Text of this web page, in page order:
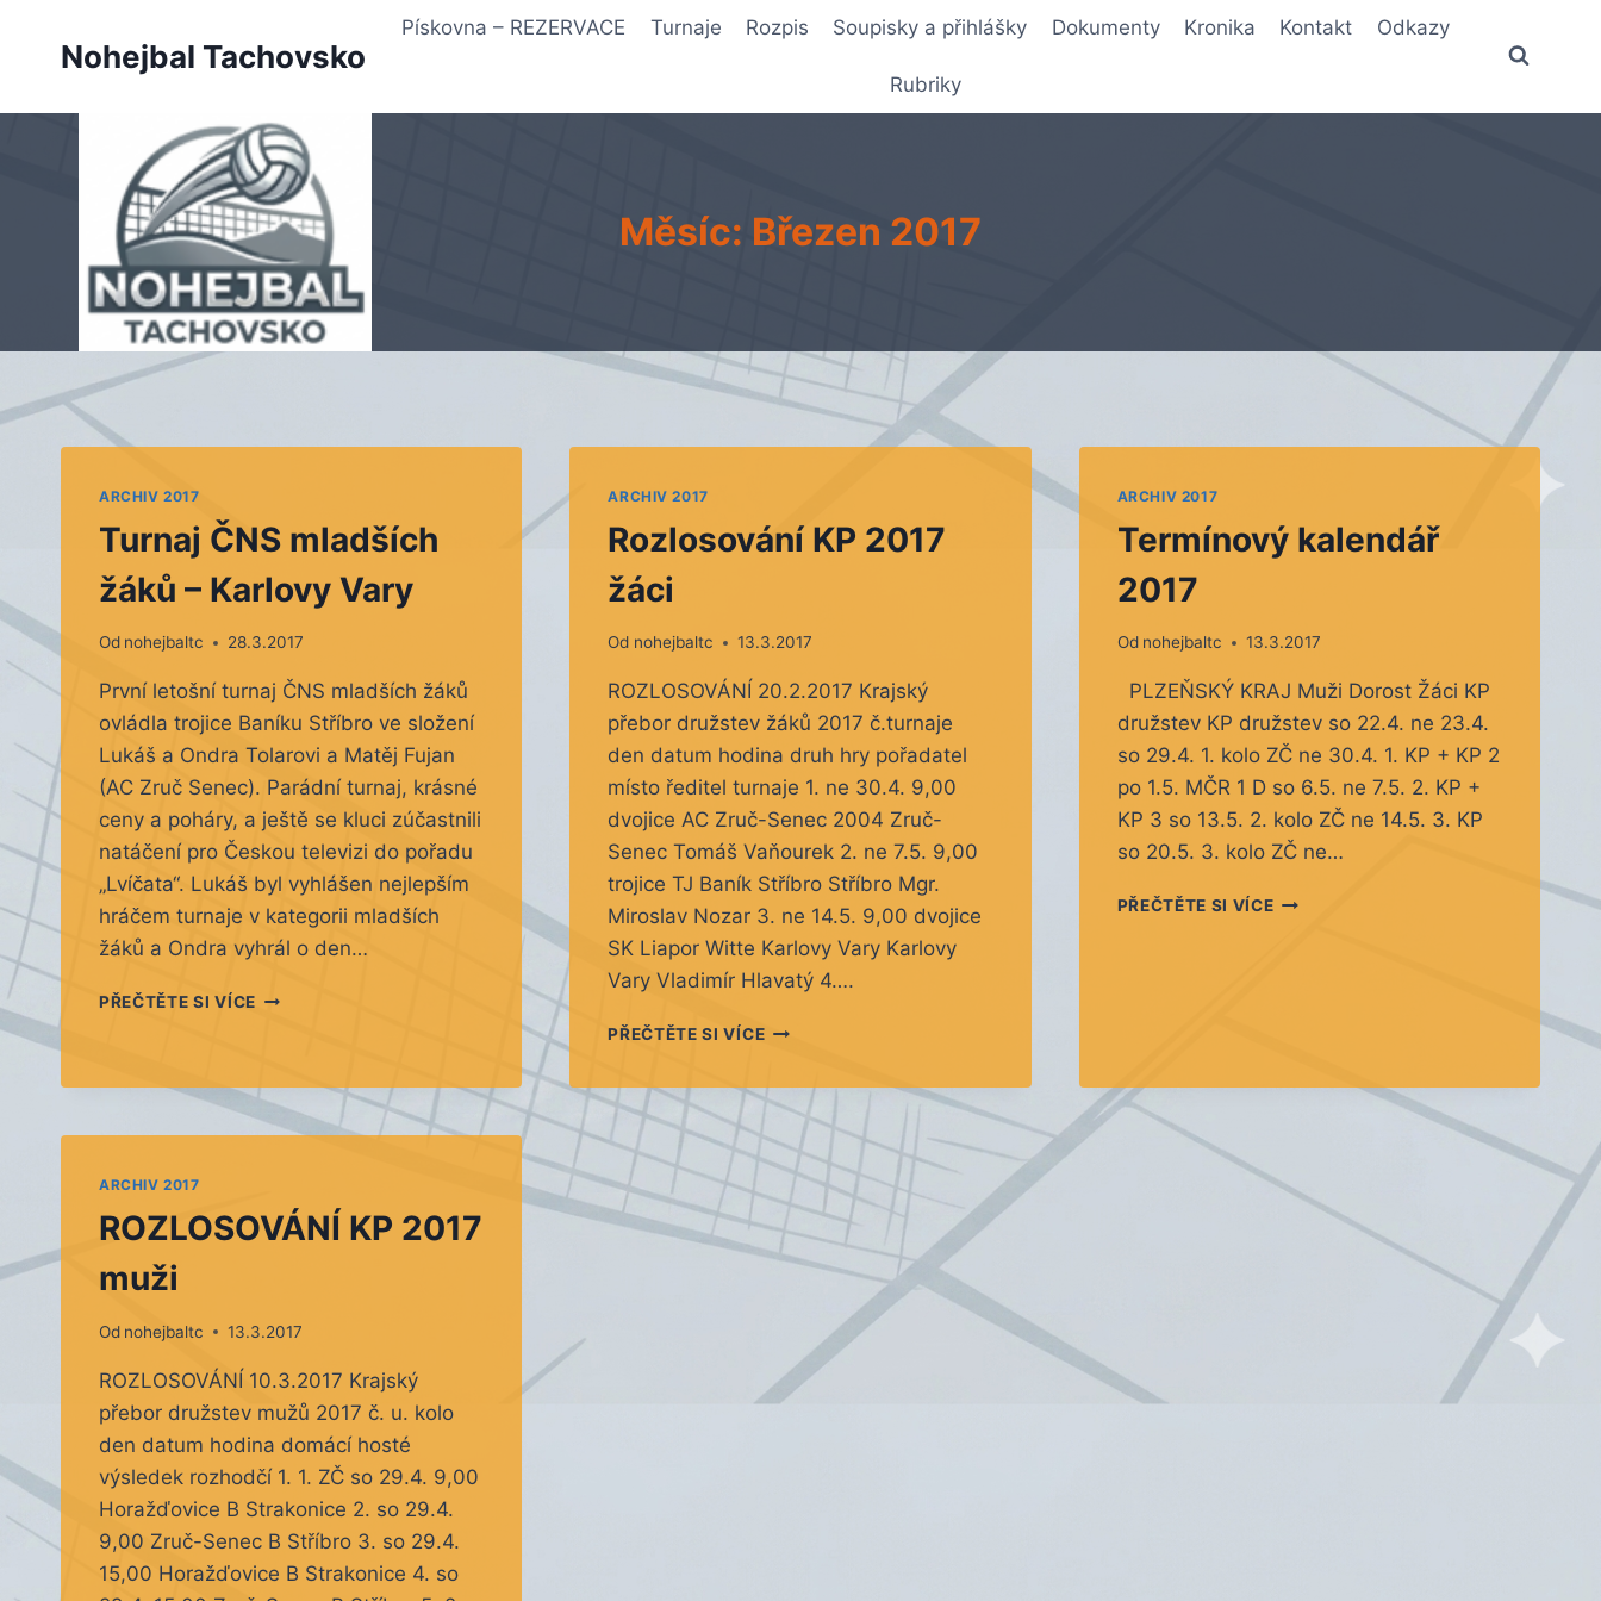
Nohejbal Tachovsko
Pískovna – REZERVACE Turnaje Rozpis Soupisky a přihlášky Dokumenty Kronika Kontakt Odkazy
Rubriky
Měsíc: Březen 2017
ARCHIV 2017
Turnaj ČNS mladších
žáků – Karlovy Vary
Od nohejbaltc 28.3.2017
První letošní turnaj ČNS mladších žáků
ovládla trojice Baníku Stříbro ve složení
Lukáš a Ondra Tolarovi a Matěj Fujan
(AC Zruč Senec). Parádní turnaj, krásné
ceny a poháry, a ještě se kluci zúčastnili
natáčení pro Českou televizi do pořadu
„Lvíčata“. Lukáš byl vyhlášen nejlepším
hráčem turnaje v kategorii mladších
žáků a Ondra vyhrál o den…
PŘEČTĚTE SI VÍCETURNAJ
KARLOVY
ARCHIV 2017
Rozlosování KP 2017
žáci
Od nohejbaltc 13.3.2017
ROZLOSOVÁNÍ 20.2.2017 Krajský
přebor družstev žáků 2017 č.turnaje
den datum hodina druh hry pořadatel
místo ředitel turnaje 1. ne 30.4. 9,00
dvojice AC Zruč-Senec 2004 Zruč-
Senec Tomáš Vaňourek 2. ne 7.5. 9,00
trojice TJ Baník Stříbro Stříbro Mgr.
Miroslav Nozar 3. ne 14.5. 9,00 dvojice
SK Liapor Witte Karlovy Vary Karlovy
Vary Vladimír Hlavatý 4….
PŘEČTĚTE SI VÍCEROZLOSOVÁNÍ
ŽÁCI
ARCHIV 2017
Termínový kalendář
2017
Od nohejbaltc 13.3.2017
PLZEŇSKÝ KRAJ Muži Dorost Žáci KP
družstev KP družstev so 22.4. ne 23.4.
so 29.4. 1. kolo ZČ ne 30.4. 1. KP + KP 2
po 1.5. MČR 1 D so 6.5. ne 7.5. 2. KP +
KP 3 so 13.5. 2. kolo ZČ ne 14.5. 3. KP
so 20.5. 3. kolo ZČ ne…
PŘEČTĚTE SI VÍCETERMÍNOVÝ
ARCHIV 2017
ROZLOSOVÁNÍ KP 2017
muži
Od nohejbaltc 13.3.2017
ROZLOSOVÁNÍ 10.3.2017 Krajský
přebor družstev mužů 2017 č. u. kolo
den datum hodina domácí hosté
výsledek rozhodčí 1. 1. ZČ so 29.4. 9,00
Horažďovice B Strakonice 2. so 29.4.
9,00 Zruč-Senec B Stříbro 3. so 29.4.
15,00 Horažďovice B Strakonice 4. so